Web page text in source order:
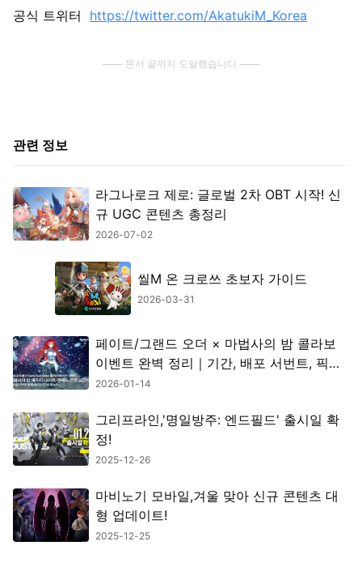
공식 트위터 https://twitter.com/AkatukiM_Korea
문서 끝까지 도달했습니다
관련 정보
라그나로크 제로: 글로벌 2차 OBT 시작! 신
규 UGC 콘텐츠 총정리
2026-07-02
씰M 온 크로쓰 초보자 가이드
2026-03-31
페이트/그랜드 오더 × 마법사의 밤 콜라보
이벤트 완벽 정리｜기간, 배포 서번트, 픽업
정보 총정리
2026-01-14
그리프라인,'명일방주: 엔드필드' 출시일 확
정!
2025-12-26
마비노기 모바일,겨울 맞아 신규 콘텐츠 대
형 업데이트!
2025-12-25